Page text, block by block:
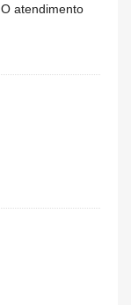
atendimento